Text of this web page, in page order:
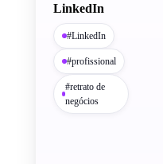
LinkedIn
#LinkedIn
#profissional
#retrato de
negócios